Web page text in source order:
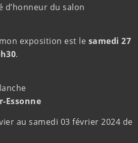
d’honneur du salon
exposition est le samedi 27
.
Essonne
au samedi 03 février 2024 de